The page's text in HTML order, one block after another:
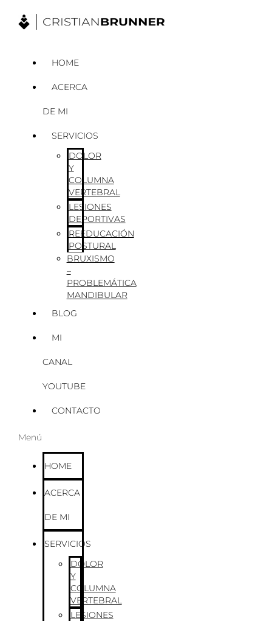
HOME
ACERCA
DE MI
SERVICIOS
DOLOR
Y
COLUMNA
VERTEBRAL
LESIONES
DEPORTIVAS
REEDUCACIÓN
POSTURAL
BRUXISMO
–
PROBLEMÁTICA
MANDIBULAR
BLOG
MI
CANAL
YOUTUBE
CONTACTO
Menú
HOME
ACERCA
DE MI
SERVICIOS
DOLOR
Y
COLUMNA
VERTEBRAL
LESIONES